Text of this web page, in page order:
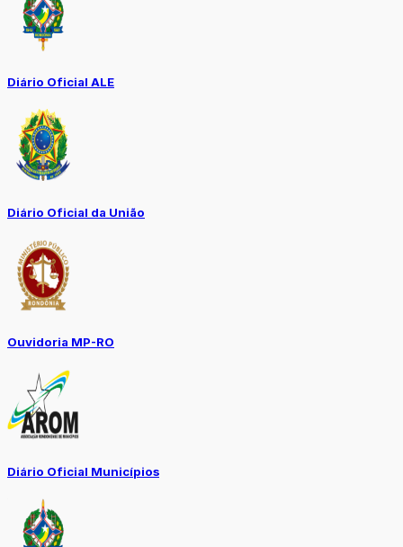
Diário Oficial ALE
Diário Oficial da União
Ouvidoria MP-RO
Diário Oficial Municípios